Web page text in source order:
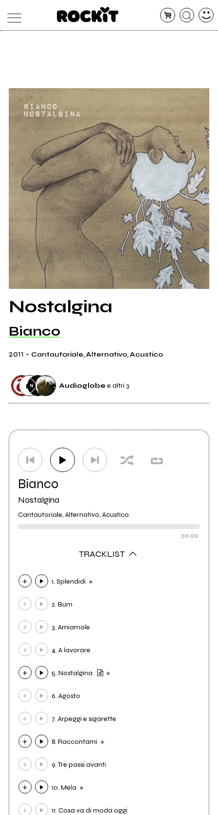
ARTISTI
CONCERTI
SHOP
RADIO
Nostalgina
Bianco
2011 - Cantautoriale, Alternativo, Acustico
Audioglobe e altri 3
EtichettaINRI
Studio di registrazione
Bianco
Nostalgina
Cantautoriale, Alternativo, Acustico
00:00
TRACKLIST
1. Splendidi
2. Bum
3. Amiamole
4. A lavorare
5. Nostalgina
6. Agosto
7. Arpeggi e sigarette
8. Raccontami
9. Tre passi avanti
10. Mela
11. Cosa va di moda oggi